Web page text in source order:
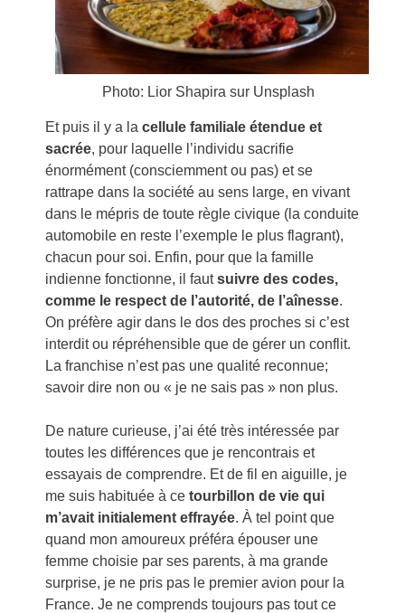
Photo: Lior Shapira sur Unsplash
Et puis il y a lacellule familiale étendue et
sacrée, pour laquelle l’individu sacrifie
énormément (consciemment ou pas) et se
rattrape dans la société au sens large, en vivant
dans le mépris de toute règle civique (la conduite
automobile en reste l’exemple le plus flagrant),
chacun pour soi. Enfin, pour que la famille
indienne fonctionne, il fautsuivre des codes,
comme le respect de l’autorité, de l’aînesse.
On préfère agir dans le dos des proches si c’est
interdit ou répréhensible que de gérer un conflit.
La franchise n’est pas une qualité reconnue;
savoir dire non ou « je ne sais pas » non plus.
De nature curieuse, j’ai été très intéressée par
toutes les différences que je rencontrais et
essayais de comprendre. Et de fil en aiguille, je
me suis habituée à cetourbillon de vie qui
m’avait initialement effrayée. À tel point que
quand mon amoureux préféra épouser une
femme choisie par ses parents, à ma grande
surprise, je ne pris pas le premier avion pour la
France.Je ne comprends toujours pas tout ce